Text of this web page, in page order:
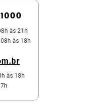
às 21h
às 18h
às 18h